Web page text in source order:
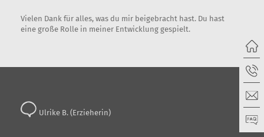
Vielen Dank für alles, was du mir beigebracht hast. Du hast
eine große Rolle in meiner Entwicklung gespielt.
Ulrike B. (Erzieherin)